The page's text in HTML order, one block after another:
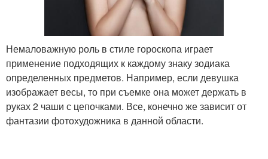
Немаловажную роль в стиле гороскопа играет
применение подходящих к каждому знаку зодиака
определенных предметов. Например, если девушка
изображает весы, то при съемке она может держать в
руках 2 чаши с цепочками. Все, конечно же зависит от
фантазии фотохудожника в данной области.